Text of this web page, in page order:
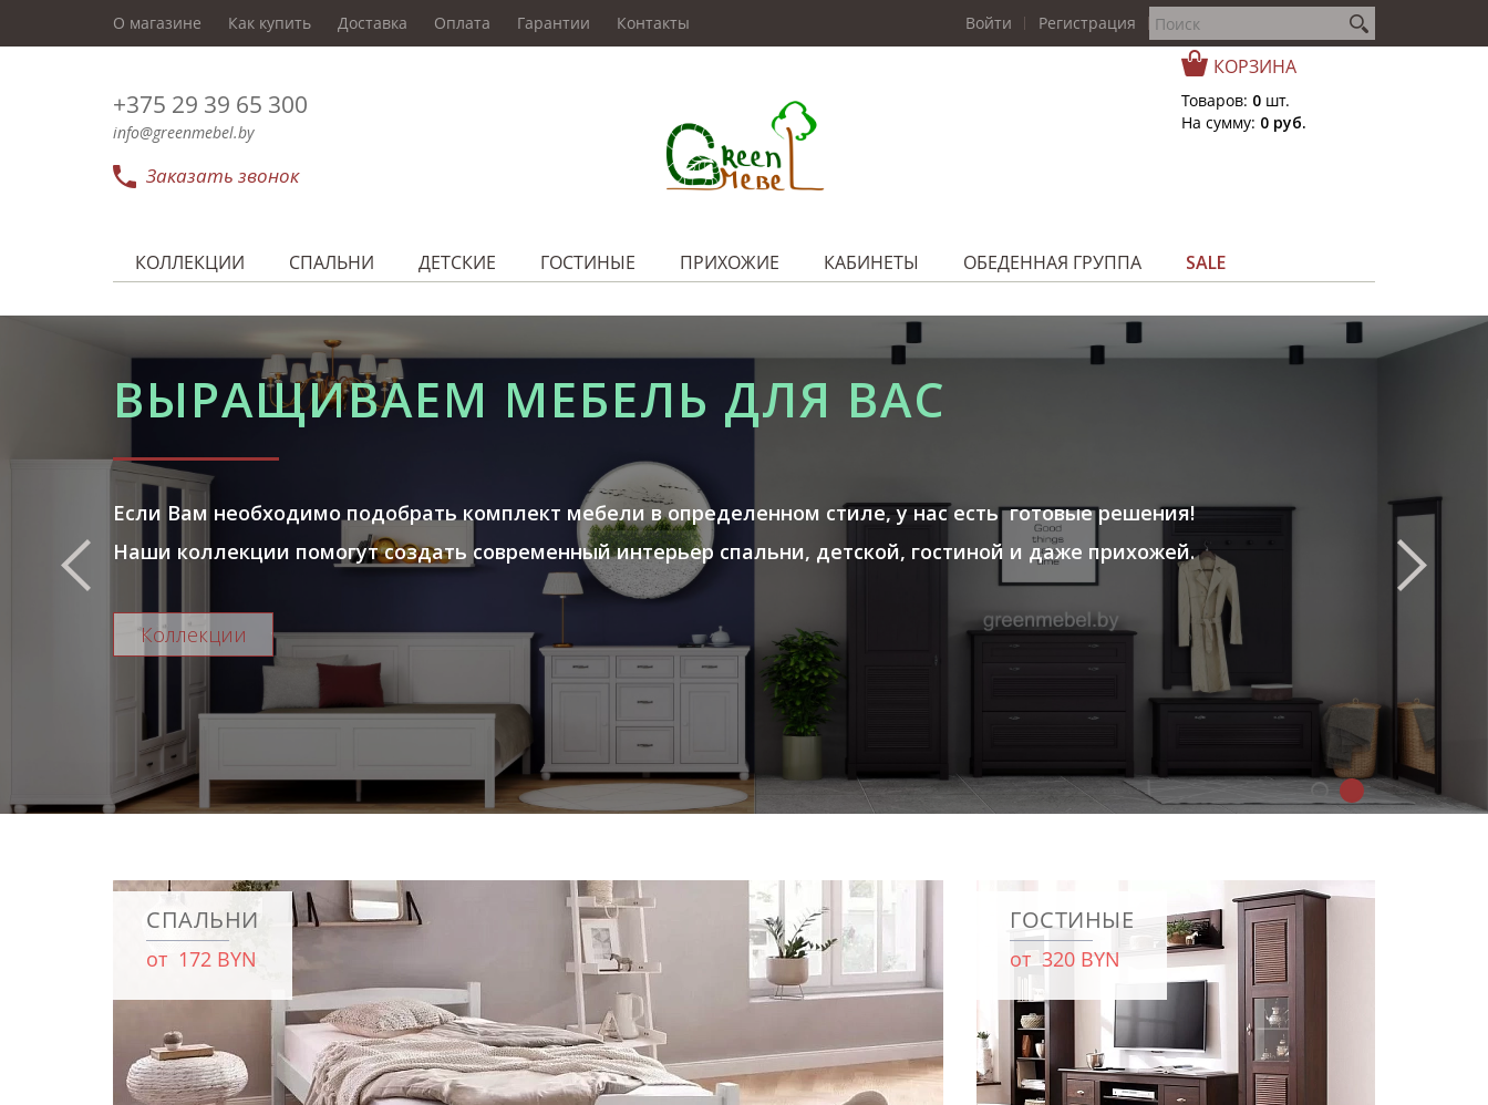
О магазине Как купить Доставка Оплата Гарантии Контакты Войти Регистрация
+375 29 39 65 300
info@greenmebel.by
Заказать звонок
КОРЗИНА
Товаров: 0 шт.
На сумму: 0 руб.
КОЛЛЕКЦИИ СПАЛЬНИ ДЕТСКИЕ ГОСТИНЫЕ ПРИХОЖИЕ КАБИНЕТЫ ОБЕДЕННАЯ ГРУППА SALE
ВЫРАЩИВАЕМ МЕБЕЛЬ ДЛЯ ВАС
Если Вам необходимо подобрать комплект мебели в определенном стиле, у нас есть готовые решения!
Наши коллекции помогут создать современный интерьер спальни, детской, гостиной и даже прихожей.
Коллекции
СПАЛЬНИ
от 172 BYN
ГОСТИНЫЕ
от 320 BYN